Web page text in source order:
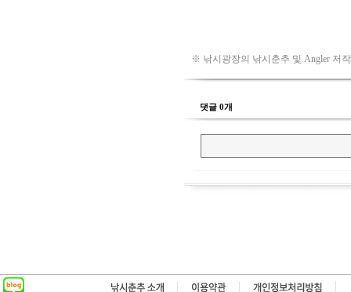
※ 낚시광장의 낚시춘추 및 Angler 저
댓글 0개